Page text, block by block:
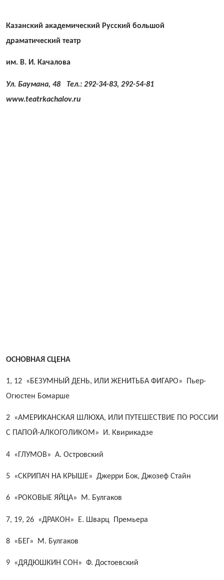
Казанский академический Русский большой
драматический театр
им. В. И. Качалова
Ул. Баумана, 48 Тел.: 292-34-83, 292-54-81
www.teatrkachalov.ru
ОСНОВНАЯ СЦЕНА
1, 12 «БЕЗУМНЫЙ ДЕНЬ, ИЛИ ЖЕНИТЬБА ФИГАРО» Пьер-
Огюстен Бомарше
2 «АМЕРИКАНСКАЯ ШЛЮХА, ИЛИ ПУТЕШЕСТВИЕ ПО РОССИИ
С ПАПОЙ-АЛКОГОЛИКОМ» И. Квирикадзе
4 «ГЛУМОВ» А. Островский
5 «СКРИПАЧ НА КРЫШЕ» Джерри Бок, Джозеф Стайн
6 «РОКОВЫЕ ЯЙЦА» М. Булгаков
7, 19, 26 «ДРАКОН» Е. Шварц Премьера
8 «БЕГ» М. Булгаков
9 «ДЯДЮШКИН СОН» Ф. Достоевский